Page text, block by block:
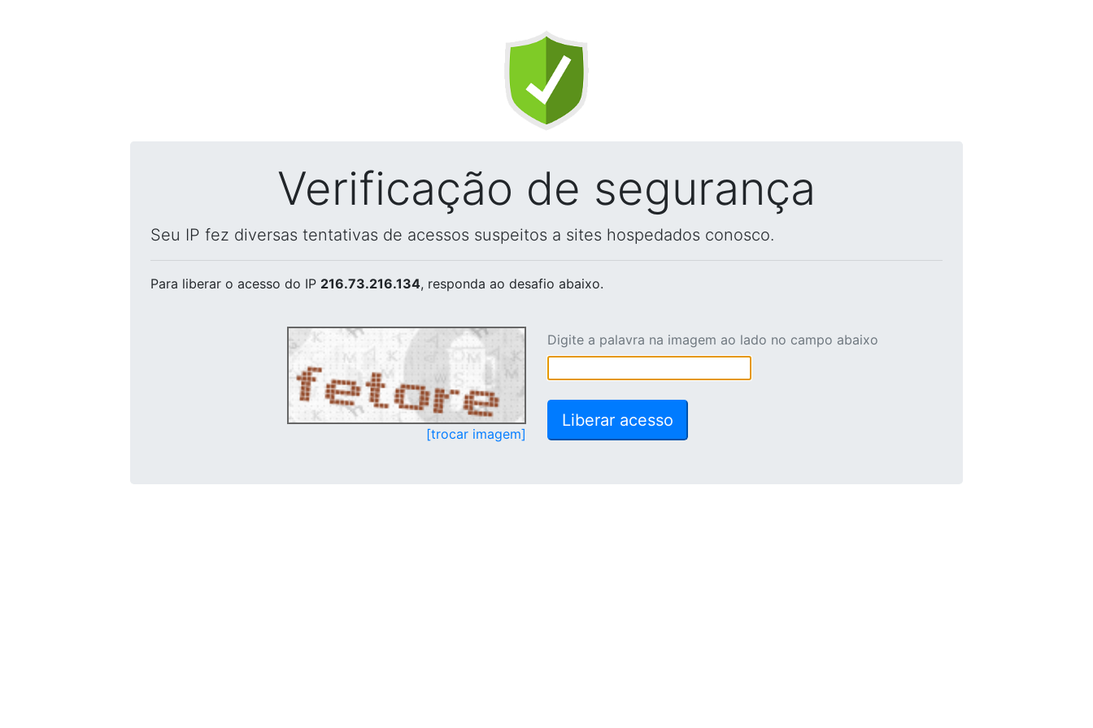
Verificação de segurança
Seu IP fez diversas tentativas de acessos suspeitos a sites hospedados conosco.
Para liberar o acesso do IP 216.73.216.134, responda ao desafio abaixo.
[trocar imagem]
Digite a palavra na imagem ao lado no campo abaixo